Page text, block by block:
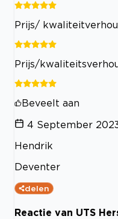
Prijs/
Prijs/
Beveelt aan
4 September
Hendrik
Deventer
delen
Reactie van UTS